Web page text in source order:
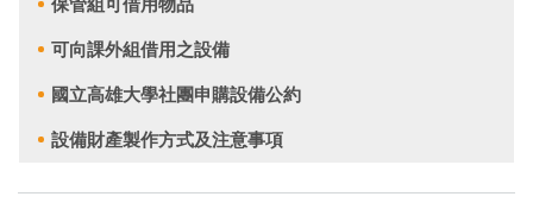
保管組可借用物品
可向課外組借用之設備
國立高雄大學社團申購設備公約
設備財產製作方式及注意事項